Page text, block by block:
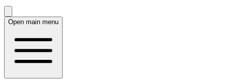
Open main menu